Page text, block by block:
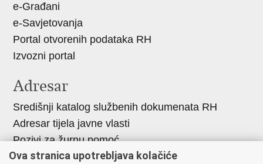
e-Građani
e-Savjetovanja
Portal otvorenih podataka RH
Izvozni portal
Adresar
Središnji katalog službenih dokumenata RH
Adresar tijela javne vlasti
Pozivi za žurnu pomoć
Ova stranica upotrebljava kolačiće